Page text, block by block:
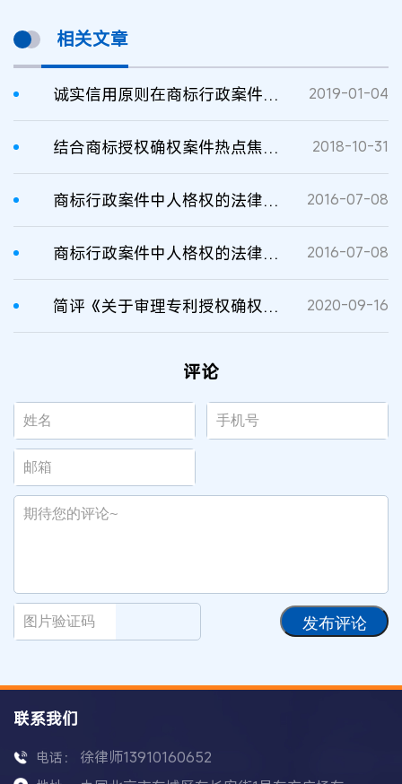
相关文章
诚实信用原则在商标行政案件中的适用 2019-01-04
结合商标授权确权案件热点焦点问题，解析《关于审理商标授权确权行政案件若干问题的规定》 2018-10-31
商标行政案件中人格权的法律适用 2016-07-08
商标行政案件中人格权的法律适用 2016-07-08
简评《关于审理专利授权确权行政案件适用法律若干问题的规定（一）》 2020-09-16
评论
发布评论
联系我们
电话： 徐律师13910160652